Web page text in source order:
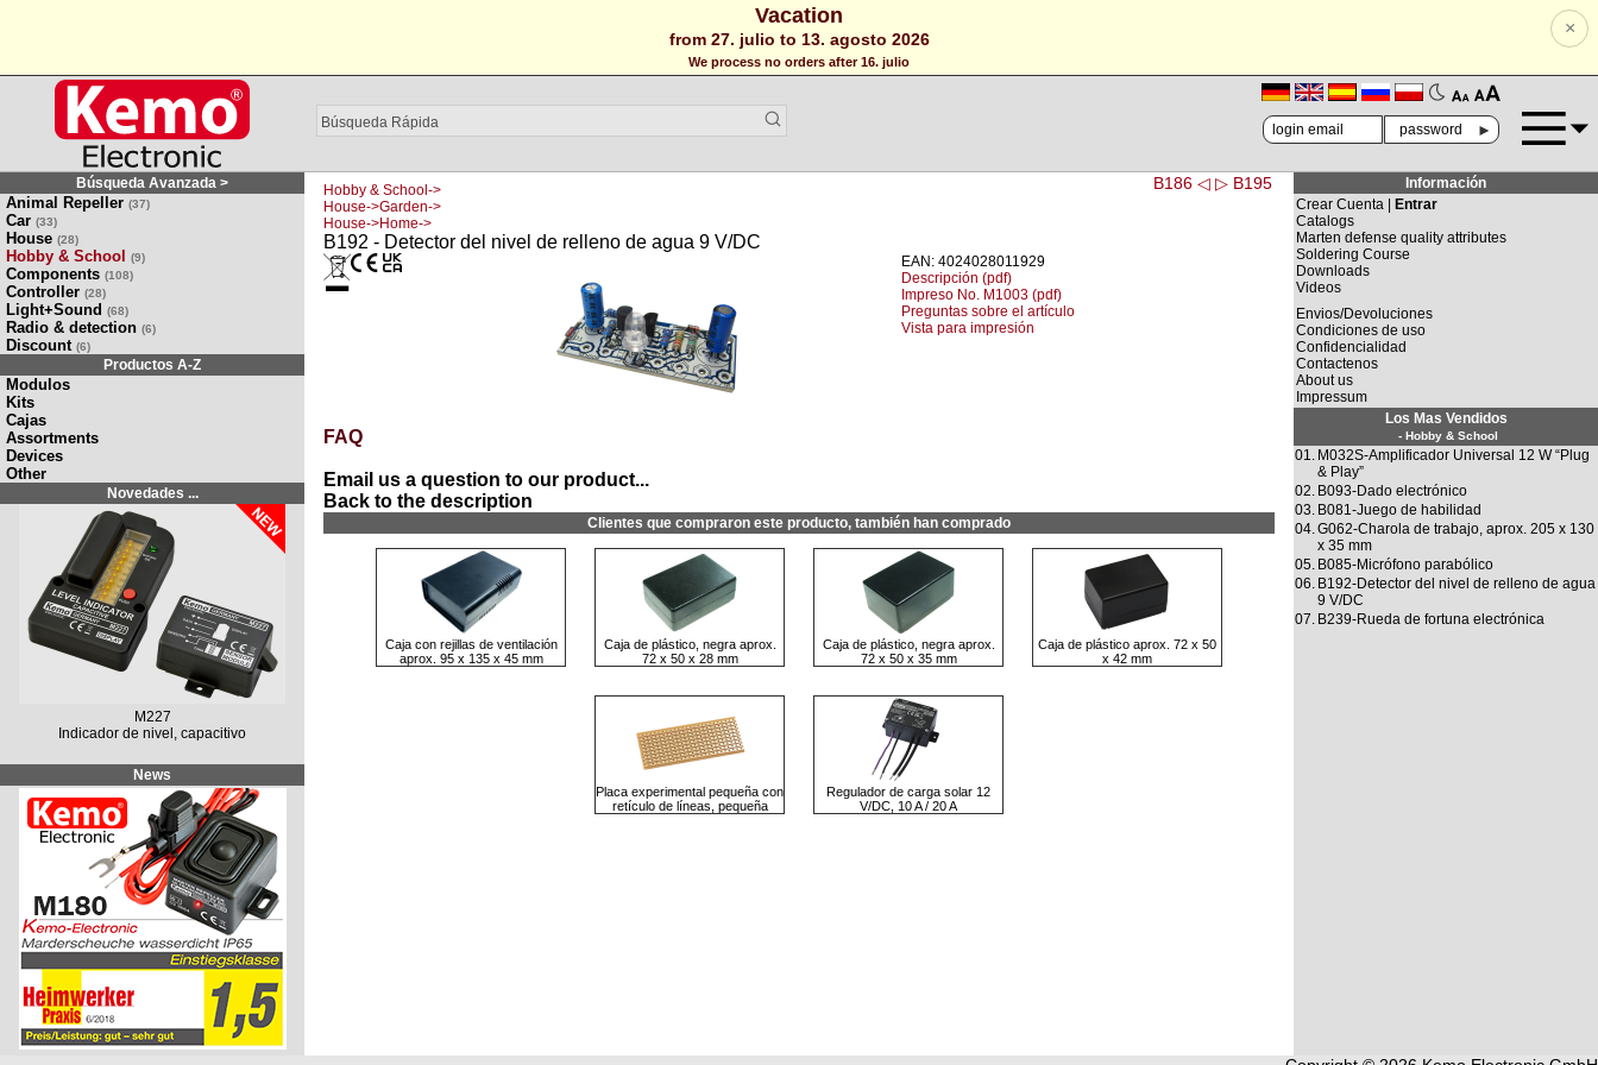
Vacation
from 27. julio to 13. agosto 2026
We process no orders after 16. julio
×
🗛 🗚
►
Búsqueda Avanzada >
Animal Repeller (37)
Car (33)
House (28)
Hobby & School (9)
Components (108)
Controller (28)
Light+Sound (68)
Radio & detection (6)
Discount (6)
Productos A-Z
Modulos
Kits
Cajas
Assortments
Devices
Other
Novedades ...
M227
Indicador de nivel, capacitivo
News
B186 ◁ ▷ B195
Hobby & School->
House->Garden->
House->Home->
B192 - Detector del nivel de relleno de agua 9 V/DC
EAN: 4024028011929
Descripción (pdf)
Impreso No. M1003 (pdf)
Preguntas sobre el artículo
Vista para impresión
FAQ
Email us a question to our product...
Back to the description
Clientes que compraron este producto, también han comprado
Caja con rejillas de ventilación
aprox. 95 x 135 x 45 mm
Caja de plástico, negra aprox.
72 x 50 x 28 mm
Caja de plástico, negra aprox.
72 x 50 x 35 mm
Caja de plástico aprox. 72 x 50
x 42 mm
Placa experimental pequeña con
retículo de líneas, pequeña
Regulador de carga solar 12
V/DC, 10 A / 20 A
Información
Crear Cuenta |
Entrar
Catalogs
Marten defense quality attributes
Soldering Course
Downloads
Videos
Envios/Devoluciones
Condiciones de uso
Confidencialidad
Contactenos
About us
Impressum
Los Mas Vendidos
- Hobby & School
01. M032S-Amplificador Universal 12 W “Plug
& Play”
02. B093-Dado electrónico
03. B081-Juego de habilidad
04.G062-Charola de trabajo, aprox. 205 x 130
x 35 mm
05. B085-Micrófono parabólico
06. B192-Detector del nivel de relleno de agua
9 V/DC
07. B239-Rueda de fortuna electrónica